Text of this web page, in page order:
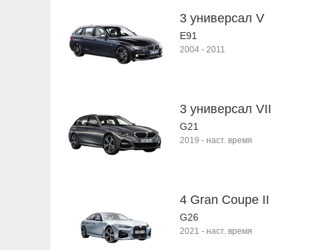
3 универсал V
E91
2004 - 2011
3 универсал VII
G21
2019 - наст. время
4 Gran Coupe II
G26
2021 - наст. время